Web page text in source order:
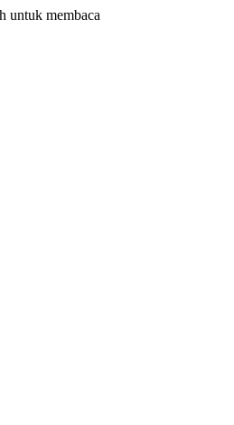
untuk membaca